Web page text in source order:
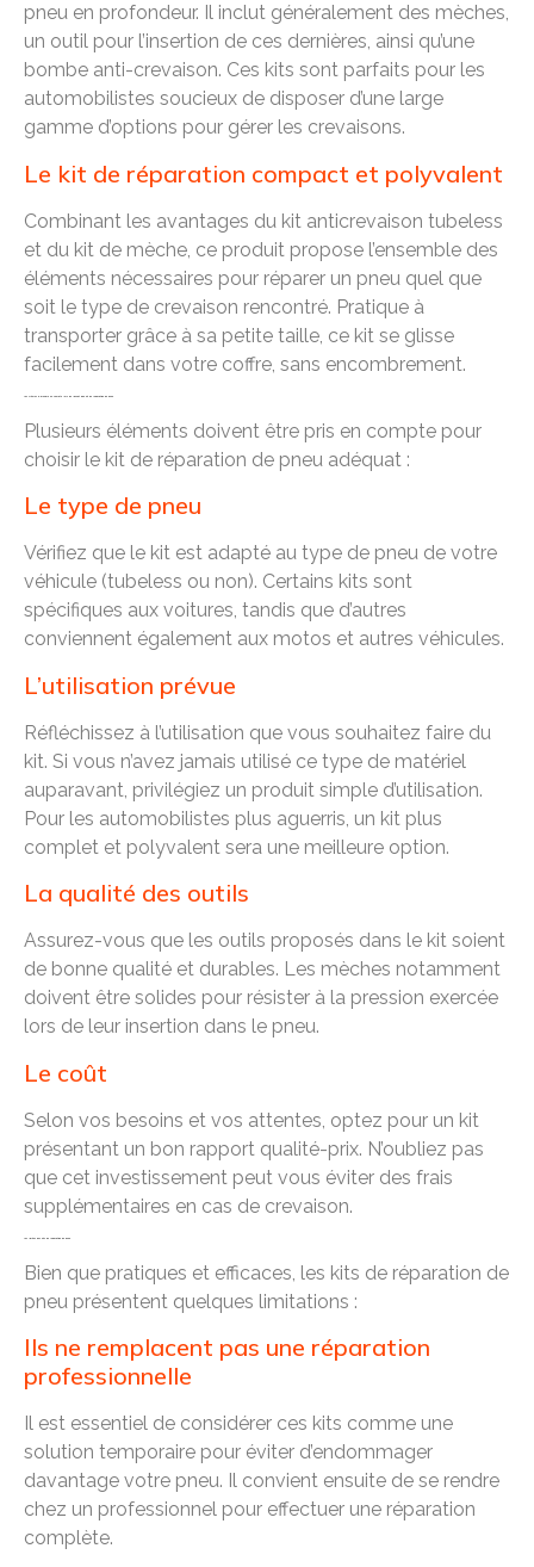
pneu en profondeur. Il inclut généralement des mèches,
un outil pour l’insertion de ces dernières, ainsi qu’une
bombe anti-crevaison. Ces kits sont parfaits pour les
automobilistes soucieux de disposer d’une large
gamme d’options pour gérer les crevaisons.
Le kit de réparation compact et polyvalent
Combinant les avantages du kit anticrevaison tubeless
et du kit de mèche, ce produit propose l’ensemble des
éléments nécessaires pour réparer un pneu quel que
soit le type de crevaison rencontré. Pratique à
transporter grâce à sa petite taille, ce kit se glisse
facilement dans votre coffre, sans encombrement.
Les critères à prendre en compte lors de l’achat d’un kit de réparation de pneu
Plusieurs éléments doivent être pris en compte pour
choisir le kit de réparation de pneu adéquat :
Le type de pneu
Vérifiez que le kit est adapté au type de pneu de votre
véhicule (tubeless ou non). Certains kits sont
spécifiques aux voitures, tandis que d’autres
conviennent également aux motos et autres véhicules.
L’utilisation prévue
Réfléchissez à l’utilisation que vous souhaitez faire du
kit. Si vous n’avez jamais utilisé ce type de matériel
auparavant, privilégiez un produit simple d’utilisation.
Pour les automobilistes plus aguerris, un kit plus
complet et polyvalent sera une meilleure option.
La qualité des outils
Assurez-vous que les outils proposés dans le kit soient
de bonne qualité et durables. Les mèches notamment
doivent être solides pour résister à la pression exercée
lors de leur insertion dans le pneu.
Le coût
Selon vos besoins et vos attentes, optez pour un kit
présentant un bon rapport qualité-prix. N’oubliez pas
que cet investissement peut vous éviter des frais
supplémentaires en cas de crevaison.
Les limites des kits de réparation de pneu
Bien que pratiques et efficaces, les kits de réparation de
pneu présentent quelques limitations :
Ils ne remplacent pas une réparation
professionnelle
Il est essentiel de considérer ces kits comme une
solution temporaire pour éviter d’endommager
davantage votre pneu. Il convient ensuite de se rendre
chez un professionnel pour effectuer une réparation
complète.